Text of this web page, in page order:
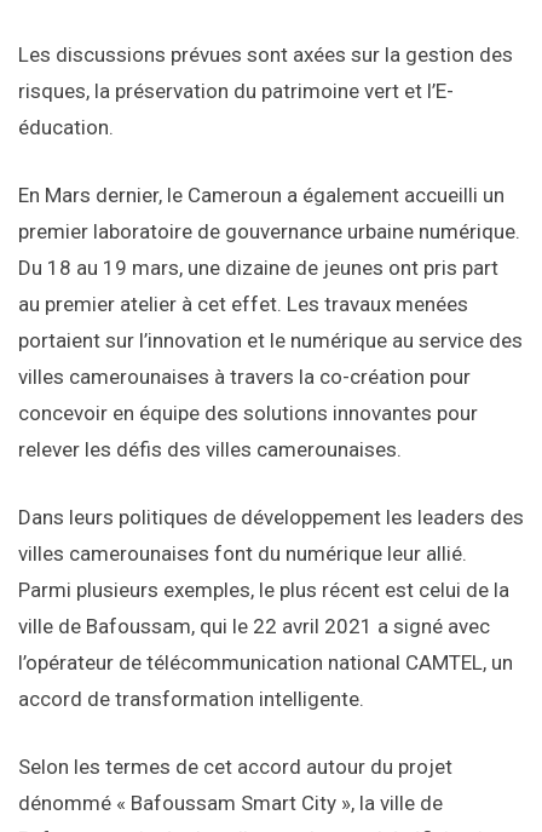
Les discussions prévues sont axées sur la gestion des
risques, la préservation du patrimoine vert et l’E-
éducation.
En Mars dernier, le Cameroun a également accueilli un
premier laboratoire de gouvernance urbaine numérique.
Du 18 au 19 mars, une dizaine de jeunes ont pris part
au premier atelier à cet effet. Les travaux menées
portaient sur l’innovation et le numérique au service des
villes camerounaises à travers la co-création pour
concevoir en équipe des solutions innovantes pour
relever les défis des villes camerounaises.
Dans leurs politiques de développement les leaders des
villes camerounaises font du numérique leur allié.
Parmi plusieurs exemples, le plus récent est celui de la
ville de Bafoussam, qui le 22 avril 2021 a signé avec
l’opérateur de télécommunication national CAMTEL, un
accord de transformation intelligente.
Selon les termes de cet accord autour du projet
dénommé « Bafoussam Smart City », la ville de